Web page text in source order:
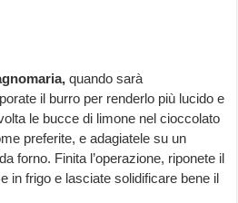
quando sarà
il burro per renderlo più lucido e
le bucce di limone nel cioccolato
preferite, e adagiatele su un
forno. Finita l’operazione, riponete il
in frigo e lasciate solidificare bene il